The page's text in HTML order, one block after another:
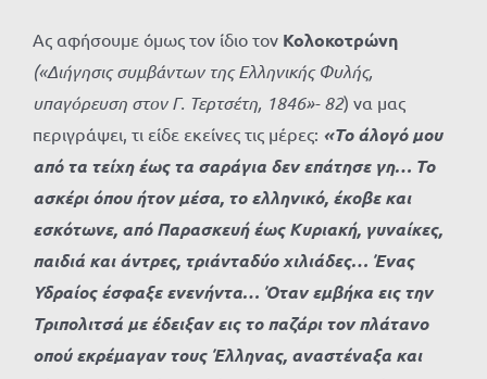
Ας αφήσουμε όμως τον ίδιο τον Κολοκοτρώνη
(«Διήγησις συμβάντων της Ελληνικής Φυλής,
υπαγόρευση στον Γ. Τερτσέτη, 1846»- 82) να μας
περιγράψει, τι είδε εκείνες τις μέρες: «Το άλογό μου
από τα τείχη έως τα σαράγια δεν επάτησε γη… Το
ασκέρι όπου ήτον μέσα, το ελληνικό, έκοβε και
εσκότωνε, από Παρασκευή έως Κυριακή, γυναίκες,
παιδιά και άντρες, τριάνταδύο χιλιάδες… Ένας
Υδραίος έσφαξε ενενήντα… Όταν εμβήκα εις την
Τριπολιτσά με έδειξαν εις το παζάρι τον πλάτανο
οπού εκρέμαγαν τους Έλληνας, αναστέναξα και